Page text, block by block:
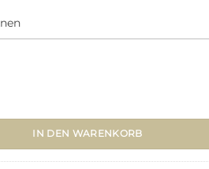
S-23 (Ø12mm/±1040mm) Menge
IN DEN WARENKORB